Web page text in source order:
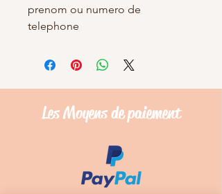
prenom ou numero de
telephone
Les Moyens depaiement